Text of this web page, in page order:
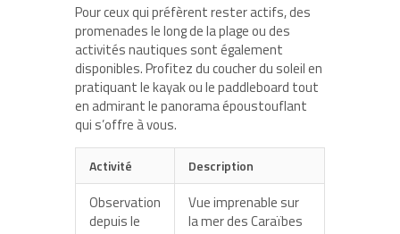
Pour ceux qui préfèrent rester actifs, des
promenades le long de la plage ou des
activités nautiques sont également
disponibles. Profitez du coucher du soleil en
pratiquant le kayak ou le paddleboard tout
en admirant lepanorama époustouflant
qui s’offre à vous.
Activité Description
Observation
depuis le
Vue imprenable sur
la mer des Caraïbes